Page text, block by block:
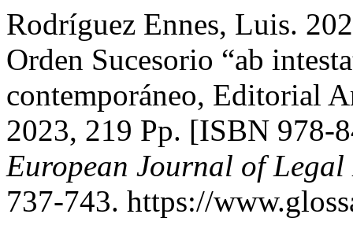
Rodríguez Ennes, Luis.
Orden Sucesorio “ab
contemporáneo, Editorial
2023, 219 Pp. [ISBN 978-
European Journal of
737-743. https://